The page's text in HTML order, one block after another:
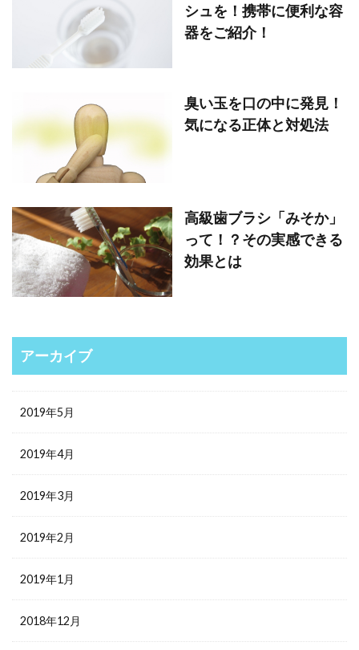
シュを！携帯に便利な容
器をご紹介！
臭い玉を口の中に発見！
気になる正体と対処法
高級歯ブラシ「みそか」
って！？その実感できる
効果とは
アーカイブ
2019年5月
2019年4月
2019年3月
2019年2月
2019年1月
2018年12月